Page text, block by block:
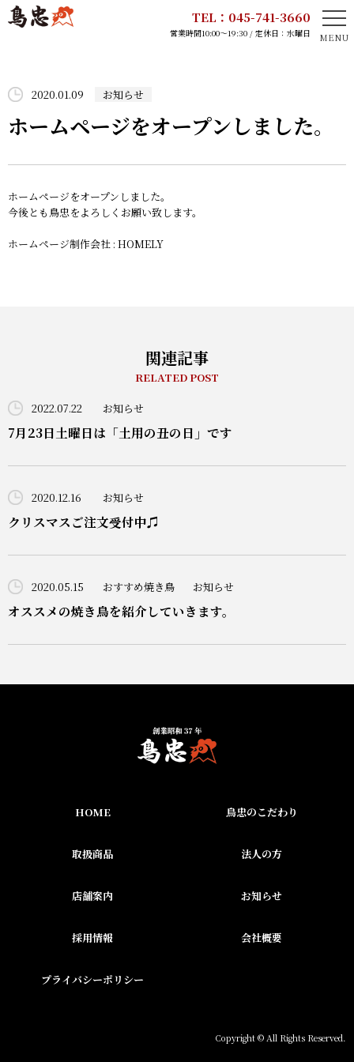
店舗案内
お知らせ
TEL：045-741-3660
営業時間10:00～19:30 / 定休日：水曜日
2020.01.09 お知らせ
ホームページをオープンしました。
ホームページをオープンしました。
今後とも鳥忠をよろしくお願い致します。
ホームページ制作会社 : HOMELY
関連記事
RELATED POST
2022.07.22 お知らせ
7月23日土曜日は「土用の丑の日」です
2020.12.16 お知らせ
クリスマスご注文受付中♫
2020.05.15 おすすめ焼き鳥 お知らせ
オススメの焼き鳥を紹介していきます。
HOME 鳥忠のこだわり
取扱商品 法人の方
店舗案内 お知らせ
採用情報 会社概要
プライバシーポリシー
Copyright © All Rights Reserved.